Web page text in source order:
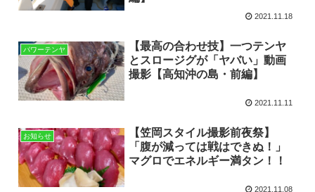
2021.11.18
パワーテンヤ
【最高の合わせ技】一つテンヤ
とスロージグが「ヤバい」動画
撮影【高知沖の島・前編】
2021.11.11
お知らせ
【笠岡スタイル撮影前夜祭】
「腹が減っては戦はできぬ！」
マグロでエネルギー満タン！！
2021.11.08